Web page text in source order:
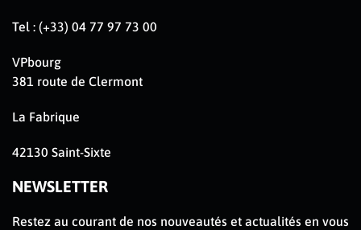
Tel : (+33) 04 77 97 73 00
VPbourg
381 route de Clermont
La Fabrique
42130 Saint-Sixte
NEWSLETTER
Restez au courant de nos nouveautés et actualités en vous